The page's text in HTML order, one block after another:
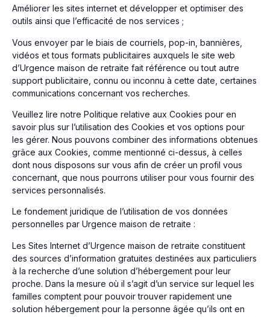
Améliorer les sites internet et développer et optimiser des
outils ainsi que l’efficacité de nos services ;
Vous envoyer par le biais de courriels, pop-in, bannières,
vidéos et tous formats publicitaires auxquels le site web
d’Urgence maison de retraite fait référence ou tout autre
support publicitaire, connu ou inconnu à cette date, certaines
communications concernant vos recherches.
Veuillez lire notre Politique relative aux Cookies pour en
savoir plus sur l’utilisation des Cookies et vos options pour
les gérer. Nous pouvons combiner des informations obtenues
grâce aux Cookies, comme mentionné ci-dessus, à celles
dont nous disposons sur vous afin de créer un profil vous
concernant, que nous pourrons utiliser pour vous fournir des
services personnalisés.
Le fondement juridique de l’utilisation de vos données
personnelles par Urgence maison de retraite :
Les Sites Internet d’Urgence maison de retraite constituent
des sources d’information gratuites destinées aux particuliers
à la recherche d’une solution d’hébergement pour leur
proche. Dans la mesure où il s’agit d’un service sur lequel les
familles comptent pour pouvoir trouver rapidement une
solution hébergement pour la personne âgée qu’ils ont en